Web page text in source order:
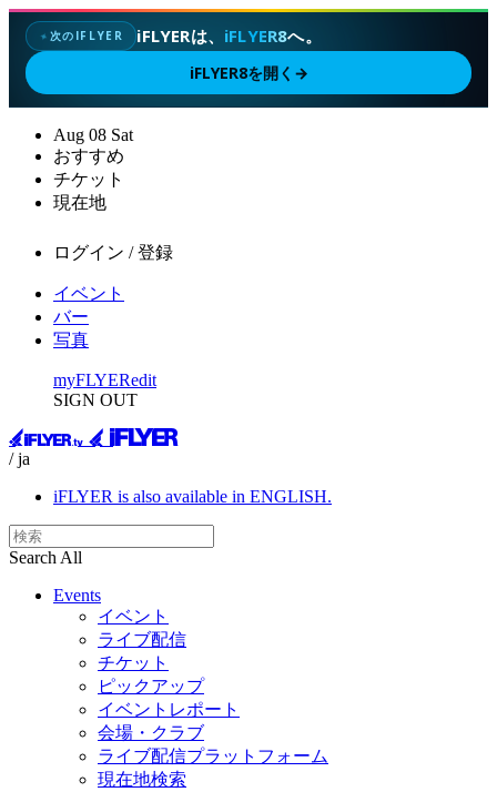
✦次のIFLYER iFLYERは、 iFLYER8へ。
iFLYER8を開く →
Aug 08 Sat
おすすめ
チケット
現在地
ログイン / 登録
イベント
バー
写真
myFLYERedit
SIGN OUT
/ ja
iFLYER is also available in ENGLISH.
Search All
Events
イベント
ライブ配信
チケット
ピックアップ
イベントレポート
会場・クラブ
ライブ配信プラットフォーム
現在地検索